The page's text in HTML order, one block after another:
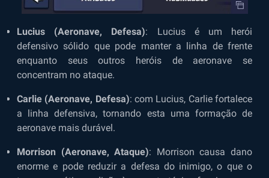
Lucius (Aeronave, Defesa): Lucius é um herói
defensivo sólido que pode manter a linha de frente
enquanto seus outros heróis de aeronave se
concentram no ataque.
Carlie (Aeronave, Defesa): com Lucius, Carlie fortalece
a linha defensiva, tornando esta uma formação de
aeronave mais durável.
Morrison (Aeronave, Ataque): Morrison causa dano
enorme e pode reduzir a defesa do inimigo, o que o